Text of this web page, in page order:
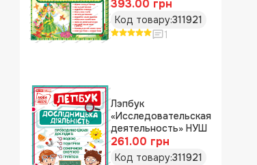
393.00 грн
Код товару:311921
1
Лэпбук
«Исследовательская
деятельность» НУШ
261.00 грн
Код товару:311921